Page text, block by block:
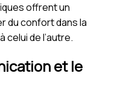
offrent un
du confort dans la
de l’autre.
et le